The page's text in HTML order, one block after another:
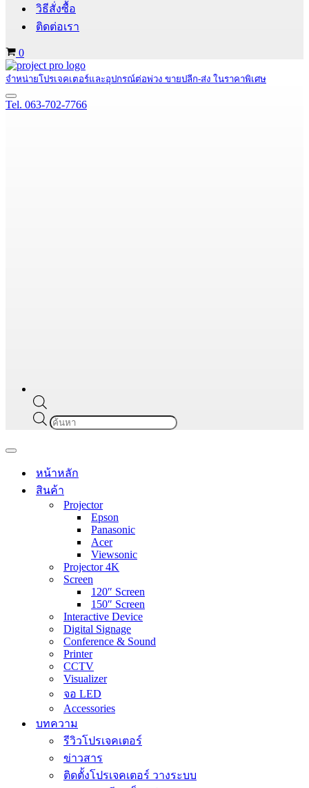
วิธีสั่งซื้อ
ติดต่อเรา
Cart
0
จำหน่ายโปรเจคเตอร์และอุปกรณ์ต่อพ่วง ขายปลีก-ส่ง ในราคาพิเศษ
Navigation
Menu
Tel. 063-702-7766
Products
search
Navigation
หน้าหลัก
สินค้า
Projector
Epson
Panasonic
Acer
Viewsonic
Projector 4K
Screen
120″ Screen
150″ Screen
Interactive Device
Digital Signage
Conference & Sound
Printer
CCTV
Visualizer
จอ LED
Accessories
บทความ
รีวิวโปรเจคเตอร์
ข่าวสาร
ติดตั้งโปรเจคเตอร์ วางระบบ